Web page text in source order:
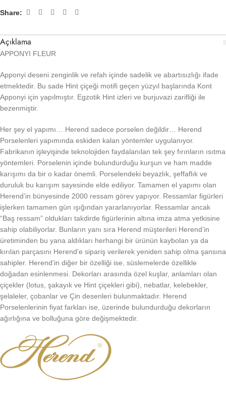
Share:
Açıklama
APPONYI FLEUR
Apponyi deseni zenginlik ve refah içinde sadelik ve abartısızlığı ifade
etmektedir. Bu sade Hint çiçeği motifi geçen yüzyıl başlarında Kont
Apponyi için yapılmıştır. Egzotik Hint izleri ve burjuvazi zarifliği ile
bezenmiştir.
Her şey el yapımı… Herend sadece porselen değildir… Herend
Porselenleri yapımında eskiden kalan yöntemler uygulanıyor.
Fabrikanın işleyişinde teknolojiden faydalanılan tek şey fırınların ısıtma
yöntemleri. Porselenin içinde bulundurduğu kurşun ve ham madde
karışımı da bir o kadar önemli. Porselendeki beyazlık, şeffaflık ve
duruluk bu karışım sayesinde elde ediliyor. Tamamen el yapımı olan
Herend’in bünyesinde 2000 ressam görev yapıyor. Ressamlar figürleri
işlerken tamamen gün ışığından yararlanıyorlar. Ressamlar ancak
“Baş ressam” oldukları takdirde figürlerinin altına imza atma yetkisine
sahip olabiliyorlar. Bunların yanı sıra Herend müşterileri Herend’in
üretiminden bu yana aldıkları herhangi bir ürünün kaybolan ya da
kırılan parçasını Herend’e sipariş verilerek yeniden sahip olma şansına
sahipler. Herend’in diğer bir özelliği ise, süslemelerde özellikle
doğadan esinlenmesi. Dekorları arasında özel kuşlar, anlamları olan
çiçekler (lotus, şakayık ve Hint çiçekleri gibi), nebatlar, kelebekler,
şelaleler, çobanlar ve Çin desenleri bulunmaktadır. Herend
Porselenlerinin fiyat farkları ise, üzerinde bulundurduğu dekorların
ağırlığına ve bolluğuna göre değişmektedir.